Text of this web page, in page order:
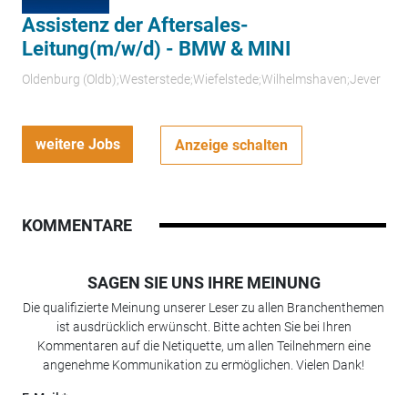
Assistenz der Aftersales-
Leitung(m/w/d) - BMW & MINI
Oldenburg (Oldb);Westerstede;Wiefelstede;Wilhelmshaven;Jever
weitere Jobs Anzeige schalten
KOMMENTARE
SAGEN SIE UNS IHRE MEINUNG
Die qualifizierte Meinung unserer Leser zu allen Branchenthemen
ist ausdrücklich erwünscht. Bitte achten Sie bei Ihren
Kommentaren auf die Netiquette, um allen Teilnehmern eine
angenehme Kommunikation zu ermöglichen. Vielen Dank!